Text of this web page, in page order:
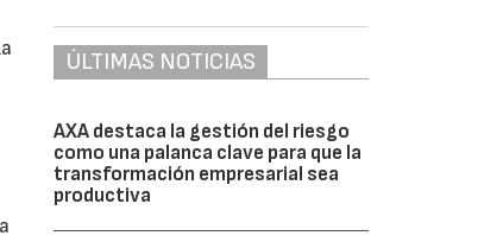
ÚLTIMAS NOTICIAS
AXA destaca la gestión del riesgo
como una palanca clave para que la
transformación empresarial sea
productiva